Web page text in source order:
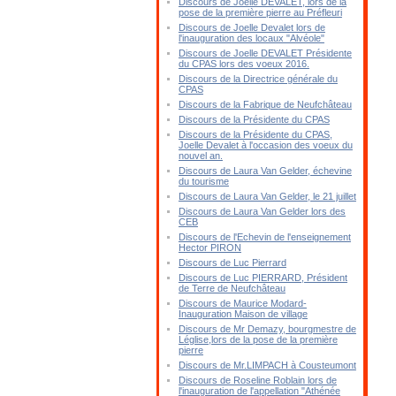
pose de la première pierre au Préfleuri
Discours de Joelle Devalet lors de
l'inauguration des locaux "Alvéole"
Discours de Joelle DEVALET Présidente
du CPAS lors des voeux 2016.
Discours de la Directrice générale du
CPAS
Discours de la Fabrique de Neufchâteau
Discours de la Présidente du CPAS
Discours de la Présidente du CPAS,
Joelle Devalet à l'occasion des voeux du
nouvel an.
Discours de Laura Van Gelder, échevine
du tourisme
Discours de Laura Van Gelder, le 21 juillet
Discours de Laura Van Gelder lors des
CEB
Discours de l'Echevin de l'enseignement
Hector PIRON
Discours de Luc Pierrard
Discours de Luc PIERRARD, Président
de Terre de Neufchâteau
Discours de Maurice Modard-
Inauguration Maison de village
Discours de Mr Demazy, bourgmestre de
Léglise,lors de la pose de la première
pierre
Discours de Mr.LIMPACH à Cousteumont
Discours de Roseline Roblain lors de
l'inauguration de l'appellation "Athénée